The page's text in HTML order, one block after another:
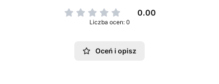
0.00
Liczba ocen: 0
Oceń i opisz